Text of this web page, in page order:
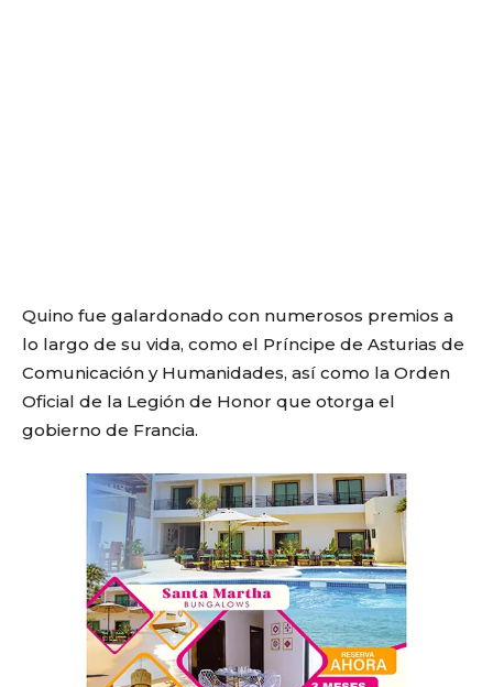
Quino fue galardonado con numerosos premios a
lo largo de su vida, como el Príncipe de Asturias de
Comunicación y Humanidades, así como la Orden
Oficial de la Legión de Honor que otorga el
gobierno de Francia.